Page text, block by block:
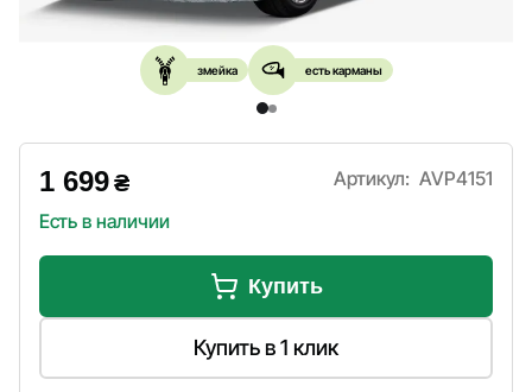
змейка есть карманы
1 699₴
Есть в наличии
Артикул: AVP4151
Купить
Купить в 1 клик